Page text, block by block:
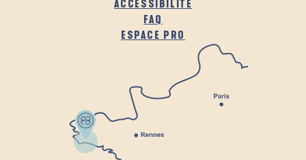
ACCESSIBILITÉ
FAQ
ESPACE PRO